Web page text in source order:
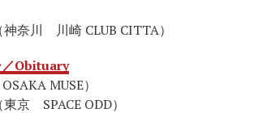
奈川 川崎 CLUB CITTA）
／Obituary
MUSE）
京 SPACE ODD）